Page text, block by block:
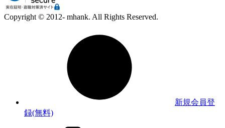
Copyright © 2012- mhank. All Rights Reserved.
新規会員登
録(無料)